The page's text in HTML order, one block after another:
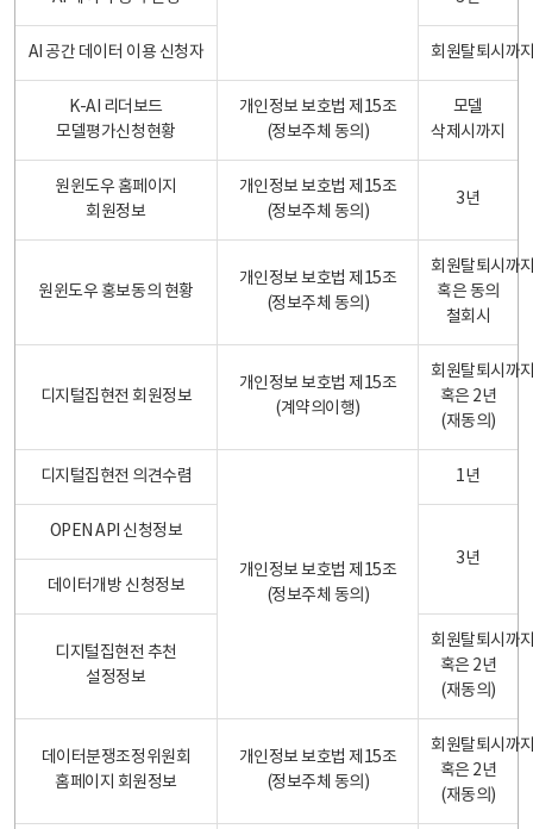
AI 공간 데이터 이용 신청자 회원탈퇴시까
K-AI 리더보드
모델평가신청현황
개인정보 보호법 제15조
(정보주체 동의)
모델
삭제시까지
원윈도우 홈페이지
회원정보
개인정보 보호법 제15조
(정보주체 동의)
3년
원윈도우 홍보동의 현황
개인정보 보호법 제15조
(정보주체 동의)
회원탈퇴시까
혹은 동의
철회시
디지털집현전 회원정보
개인정보 보호법 제15조
(계약의이행)
회원탈퇴시까
혹은 2년
(재동의)
디지털집현전 의견수렴
개인정보 보호법 제15조
(정보주체 동의)
1년
OPEN API 신청정보
3년
데이터개방 신청정보
디지털집현전 추천
설정정보
회원탈퇴시까
혹은 2년
(재동의)
데이터분쟁조정위원회
홈페이지 회원정보
개인정보 보호법 제15조
(정보주체 동의)
회원탈퇴시까
혹은 2년
(재동의)